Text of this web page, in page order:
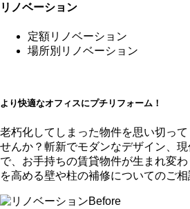
リノベーション
定額リノベーション
場所別リノベーション
より快適なオフィスにプチリフォーム！
老朽化してしまった物件を思い切っ
せんか？斬新でモダンなデザイン、
で、お手持ちの賃貸物件が生まれ変
を高める壁や柱の補修についてのご相